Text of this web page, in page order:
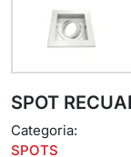
SPOT
Categoria:
SPOTS